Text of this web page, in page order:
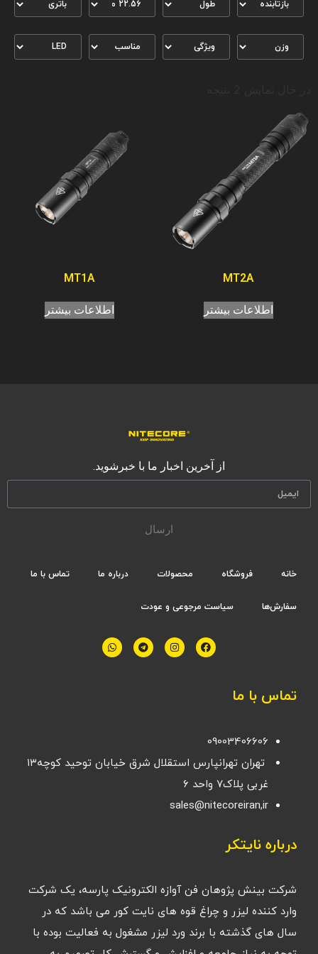
MT2A
اطلاعات بیشتر
MT1A
اطلاعات بیشتر
از آخرین اخبار ما با خبرشوید.
ارسال
خانه فروشگاه محصولات درباره ما تماس با ما
سفارش‌ها سیاست مرجوعی و عودت
تماس با ما
09003406606
تهران تهرانپارس استقلال شرق خیابان توحید کوچه۱۳
غربی پلاک۷ واحد ۶
sales@nitecoreiran,ir
درباره نایتکر
شرکت بینش پژوهان فن آوازه الکترونیک پارسه، یک شرکت
وارد کننده لیزر و چراغ قوه های نایت کور می باشد که در
سال های گذشته با برند ورد لیزر مشغول به فعالیت بوده با